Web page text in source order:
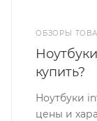
ОБЗОРЫ
купить?
Ноутбуки
цены и